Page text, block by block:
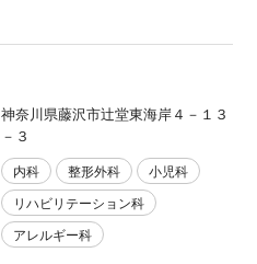
神奈川県藤沢市辻堂東海岸４－１３
－３
内科 整形外科
小児科
リハビリテーション科
アレルギー科